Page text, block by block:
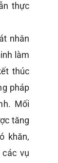
thực
nhân
làm
thúc
pháp
Mối
tăng
khăn,
vụ